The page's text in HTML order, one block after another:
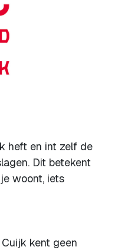
heft en int zelf de
Dit betekent
woont, iets
kent geen